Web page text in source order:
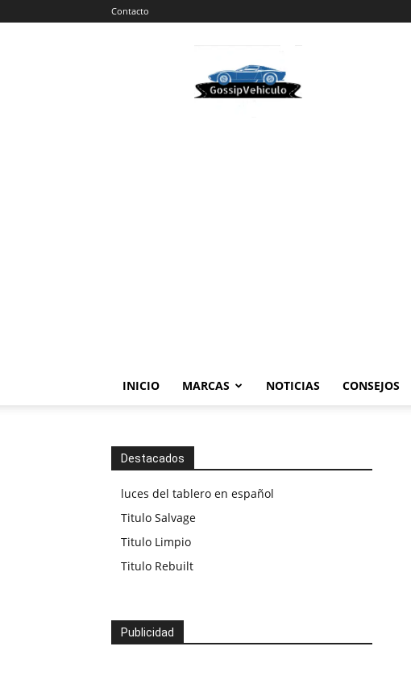
Contacto
Vehiculos
INICIO MARCAS NOTICIAS CONSEJOS
Destacados
luces del tablero en español
Titulo Salvage
Titulo Limpio
Titulo Rebuilt
Publicidad